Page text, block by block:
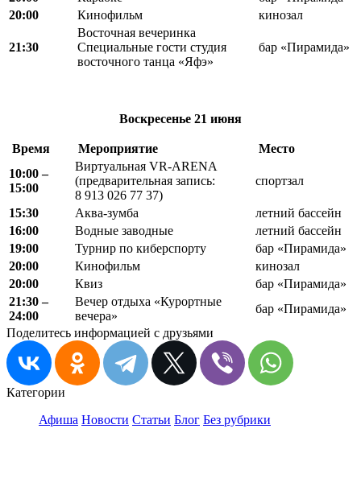
20:00
Кинофильм кинозал
21:30
Восточная вечеринка
Специальные гости студия
восточного танца «Яфэ»
бар «Пирамида»
Воскресенье 21 июня
Время Мероприятие
Место
10:00 –
15:00
Виртуальная VR-ARENA
(предварительная запись:
8 913 026 77 37)
спортзал
15:30 Аква-зумба
летний бассейн
16:00
Водные заводные
летний бассейн
19:00
Турнир по киберспорту
бар «Пирамида»
20:00
Кинофильм
кинозал
20:00
Квиз
бар «Пирамида»
21:30 –
24:00
Вечер отдыха «Курортные
вечера»
бар «Пирамида»
Поделитесь информацией с друзьями
Категории
Афиша Новости Статьи Блог Без рубрики